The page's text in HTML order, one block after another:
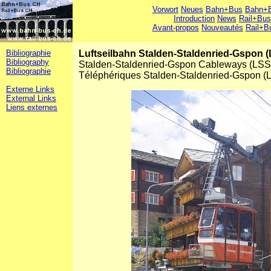
Vorwort Neues Bahn+Bus
Introduction News Rail+Bus
Avant-propos Nouveautés
Bibliographie
Bibliography
Bibliographie
Externe Links
External Links
Liens externes
Luftseilbahn Stalden-Staldenried-Gspon
Stalden-Staldenried-Gspon Cableways
Téléphériques Stalden-Staldenried-Gspon